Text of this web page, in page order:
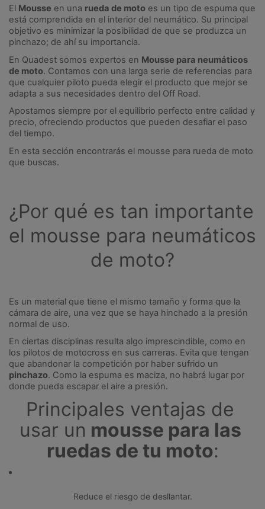
El Mousse en una rueda de moto es un tipo de espuma que
está comprendida en el interior del neumático. Su principal
objetivo es minimizar la posibilidad de que se produzca un
pinchazo; de ahí su importancia.
En Quadest somos expertos en Mousse para neumáticos
de moto. Contamos con una larga serie de referencias para
que cualquier piloto pueda elegir el producto que mejor se
adapta a sus necesidades dentro del Off Road.
Apostamos siempre por el equilibrio perfecto entre calidad y
precio, ofreciendo productos que pueden desafiar el paso
del tiempo.
En esta sección encontrarás el mousse para rueda de moto
que buscas.
¿Por qué es tan importante
el mousse para neumáticos
de moto?
Es un material que tiene el mismo tamaño y forma que la
cámara de aire, una vez que se haya hinchado a la presión
normal de uso.
En ciertas disciplinas resulta algo imprescindible, como en
los pilotos de motocross en sus carreras. Evita que tengan
pinchazo. Como la espuma es maciza, no habrá lugar por
donde pueda escapar el aire a presión.
Principales ventajas de
usar un mousse para las
ruedas de tu moto:
Reduce el riesgo de desllantar.